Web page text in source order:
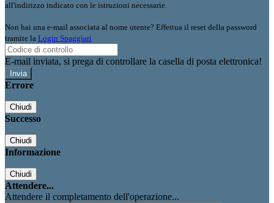
all'indirizzo indicato con le istruzioni necessarie.
Non hai una e-mail associata al nome utente? Effettua il reset della password
tramite la Login Spaggiari
E-mail inviata, si prega di controllare la casella di posta elettronica!
Errore
Chiudi
Successo
Chiudi
Informazione
Chiudi
Attendere...
Attendere il completamento dell'operazione...